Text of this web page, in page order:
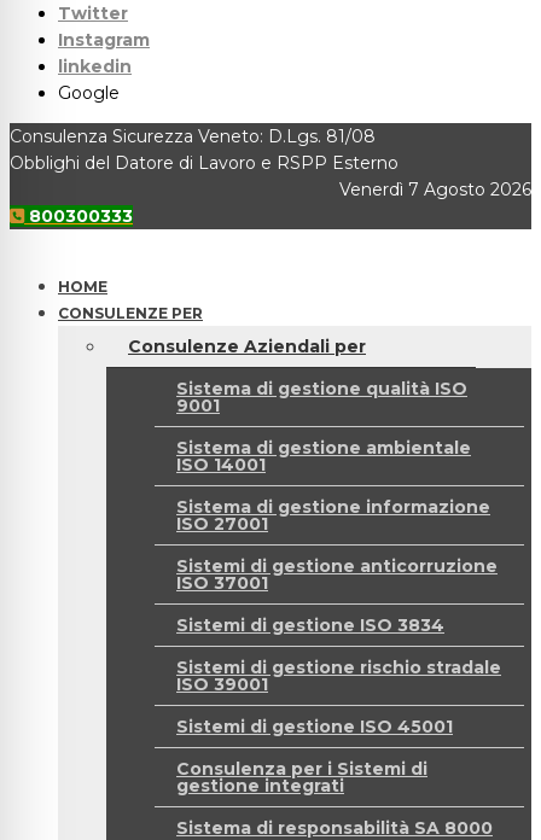
Twitter
Instagram
linkedin
Google
Consulenza Sicurezza Veneto: D.Lgs. 81/08
Obblighi del Datore di Lavoro e RSPP Esterno
Venerdì 7 Agosto 2026
800300333
HOME
CONSULENZE PER
Consulenze Aziendali per
Sistema di gestione qualità ISO
9001
Sistema di gestione ambientale
ISO 14001
Sistema di gestione informazione
ISO 27001
Sistemi di gestione anticorruzione
ISO 37001
Sistemi di gestione ISO 3834
Sistemi di gestione rischio stradale
ISO 39001
Sistemi di gestione ISO 45001
Consulenza per i Sistemi di
gestione integrati
Sistema di responsabilità SA 8000